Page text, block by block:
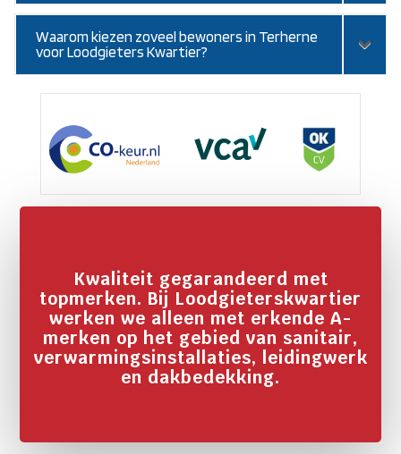
Waarom kiezen zoveel bewoners in Terherne
voor Loodgieters Kwartier?
Kwaliteit gegarandeerd met
topmerken. Bij Loodgieterskwartier
werken we alleen met erkende A-
merken op het gebied van sanitair,
verwarmingsinstallaties, leidingwerk
en dakbedekking.